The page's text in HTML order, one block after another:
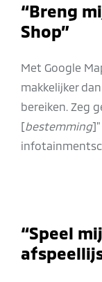
“Breng
Shop”
Met Google
makkelijker
bereiken. Zeg
[bestemming
“Speel